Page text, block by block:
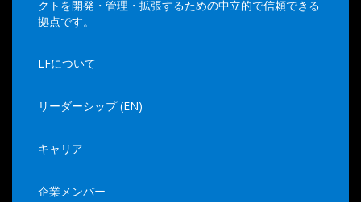
クトを開発・管理・拡張するための中立的で信頼できる
拠点です。
LFについて
リーダーシップ (EN)
キャリア
企業メンバー